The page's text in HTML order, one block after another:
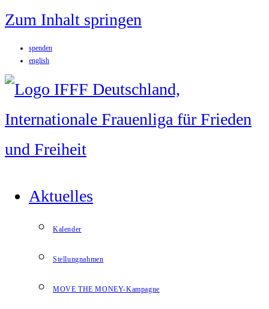
Zum Inhalt springen
spenden
english
Aktuelles
Kalender
Stellungnahmen
MOVE THE MONEY-Kampagne